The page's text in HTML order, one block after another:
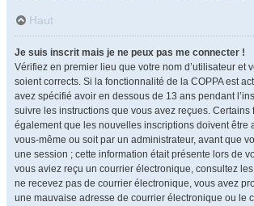
Haut
Je suis inscrit mais je ne peux pas me connecter !
Vérifiez en premier lieu que votre nom d’utilisateur et
soient corrects. Si la fonctionnalité de la COPPA est
avez spécifié avoir en dessous de 13 ans pendant
suivre les instructions que vous avez reçues. Certains
également que les nouvelles inscriptions doivent être
vous-même ou soit par un administrateur, avant que
une session ; cette information était présente lors de
vous aviez reçu un courrier électronique, consultez
ne recevez pas de courrier électronique, vous avez
une mauvaise adresse de courrier électronique ou le